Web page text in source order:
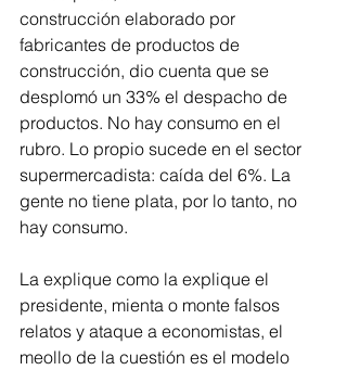
construcción elaborado por
fabricantes de productos de
construcción, dio cuenta que se
desplomó un 33% el despacho de
productos. No hay consumo en el
rubro. Lo propio sucede en el sector
supermercadista: caída del 6%. La
gente no tiene plata, por lo tanto, no
hay consumo.
La explique como la explique el
presidente, mienta o monte falsos
relatos y ataque a economistas, el
meollo de la cuestión es el modelo